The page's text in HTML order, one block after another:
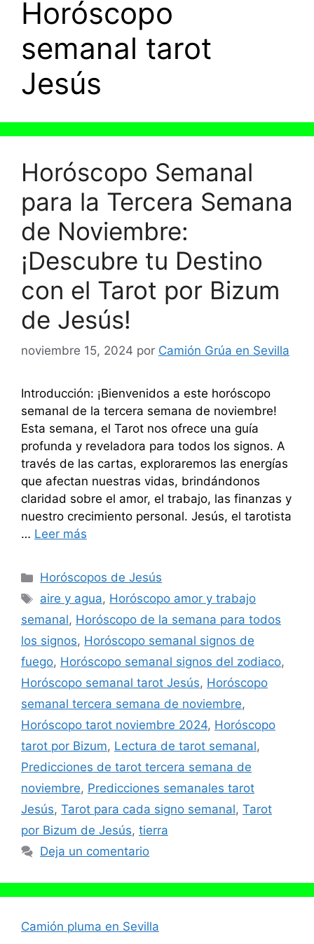
Horóscopo
semanal tarot
Jesús
Horóscopo Semanal
para la Tercera Semana
de Noviembre:
¡Descubre tu Destino
con el Tarot por Bizum
de Jesús!
noviembre 15, 2024 por Camión Grúa en Sevilla
Introducción: ¡Bienvenidos a este horóscopo
semanal de la tercera semana de noviembre!
Esta semana, el Tarot nos ofrece una guía
profunda y reveladora para todos los signos. A
través de las cartas, exploraremos las energías
que afectan nuestras vidas, brindándonos
claridad sobre el amor, el trabajo, las finanzas y
nuestro crecimiento personal. Jesús, el tarotista
… Leer más
Categorías
Horóscopos de Jesús
Etiquetas
aire y agua, Horóscopo amor y trabajo
semanal, Horóscopo de la semana para todos
los signos, Horóscopo semanal signos de
fuego, Horóscopo semanal signos del zodiaco,
Horóscopo semanal tarot Jesús, Horóscopo
semanal tercera semana de noviembre,
Horóscopo tarot noviembre 2024, Horóscopo
tarot por Bizum, Lectura de tarot semanal,
Predicciones de tarot tercera semana de
noviembre, Predicciones semanales tarot
Jesús, Tarot para cada signo semanal, Tarot
por Bizum de Jesús, tierra
Deja un comentario
Camión pluma en Sevilla